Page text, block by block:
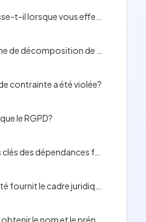
contrainte a été violée?
le RGPD?